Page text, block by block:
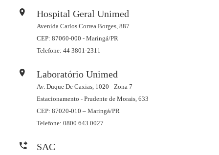
Hospital Geral Unimed
Avenida Carlos Correa Borges, 887
CEP: 87060-000 - Maringá/PR
Telefone: 44 3801-2311
Laboratório Unimed
Av. Duque De Caxias, 1020 - Zona 7
Estacionamento - Prudente de Morais, 633
CEP: 87020-010 – Maringá/PR
Telefone: 0800 643 0027
SAC